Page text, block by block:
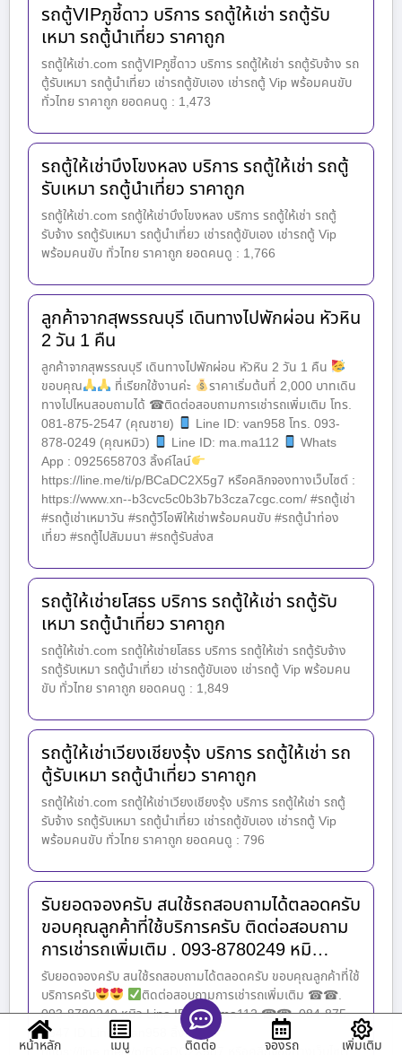
รถตู้VIPภูชี้ดาว บริการ รถตู้ให้เช่า รถตู้รับ
เหมา รถตู้นำเที่ยว ราคาถูก
รถตู้ให้เช่า.com รถตู้VIPภูชี้ดาว บริการ รถตู้ให้เช่า รถตู้รับจ้าง รถ
ตู้รับเหมา รถตู้นำเที่ยว เช่ารถตู้ขับเอง เช่ารถตู้ Vip พร้อมคนขับ
ทั่วไทย ราคาถูก ยอดคนดู : 1,473
รถตู้ให้เช่าบึงโขงหลง บริการ รถตู้ให้เช่า รถตู้
รับเหมา รถตู้นำเที่ยว ราคาถูก
รถตู้ให้เช่า.com รถตู้ให้เช่าบึงโขงหลง บริการ รถตู้ให้เช่า รถตู้
รับจ้าง รถตู้รับเหมา รถตู้นำเที่ยว เช่ารถตู้ขับเอง เช่ารถตู้ Vip
พร้อมคนขับ ทั่วไทย ราคาถูก ยอดคนดู : 1,766
ลูกค้าจากสุพรรณบุรี เดินทางไปพักผ่อน หัวหิน
2 วัน 1 คืน
ลูกค้าจากสุพรรณบุรี เดินทางไปพักผ่อน หัวหิน 2 วัน 1 คืน
ขอบคุณ
ที่เรียกใช้งานค่ะ
ราคาเริ่มต้นที่ 2,000 บาทเดิน
ทางไปไหนสอบถามได้ ☎ติดต่อสอบถามการเช่ารถเพิ่มเติม โทร.
081-875-2547 (คุณชาย)
Line ID: van958 โทร. 093-
878-0249 (คุณหมิว)
Line ID: ma.ma112
Whats
App : 0925658703 ลิ้งค์ไลน์
https://line.me/ti/p/BCaDC2X5g7 หรือคลิกจองทางเว็บไซต์ :
https://www.xn--b3cvc5c0b3b7b3cza7cgc.com/ #รถตู้เช่า
#รถตู้เช่าเหมาวัน #รถตู้วีไอพีให้เช่าพร้อมคนขับ #รถตู้นำท่อง
เที่ยว #รถตู้ไปสัมมนา #รถตู้รับส่งส
รถตู้ให้เช่ายโสธร บริการ รถตู้ให้เช่า รถตู้รับ
เหมา รถตู้นำเที่ยว ราคาถูก
รถตู้ให้เช่า.com รถตู้ให้เช่ายโสธร บริการ รถตู้ให้เช่า รถตู้รับจ้าง
รถตู้รับเหมา รถตู้นำเที่ยว เช่ารถตู้ขับเอง เช่ารถตู้ Vip พร้อมคน
ขับ ทั่วไทย ราคาถูก ยอดคนดู : 1,849
รถตู้ให้เช่าเวียงเชียงรุ้ง บริการ รถตู้ให้เช่า รถ
ตู้รับเหมา รถตู้นำเที่ยว ราคาถูก
รถตู้ให้เช่า.com รถตู้ให้เช่าเวียงเชียงรุ้ง บริการ รถตู้ให้เช่า รถตู้
รับจ้าง รถตู้รับเหมา รถตู้นำเที่ยว เช่ารถตู้ขับเอง เช่ารถตู้ Vip
พร้อมคนขับ ทั่วไทย ราคาถูก ยอดคนดู : 796
รับยอดจองครับ สนใช้รถสอบถามได้ตลอดครับ
ขอบคุณลูกค้าที่ใช้บริการครับ ติดต่อสอบถาม
การเช่ารถเพิ่มเติม . 093-8780249 หมิ…
รับยอดจองครับ สนใช้รถสอบถามได้ตลอดครับ ขอบคุณลูกค้าที่ใช้
บริการครับ
ติดต่อสอบถามการเช่ารถเพิ่มเติม ☎☎.
093-8780249 หมิว Line ID : ma.ma112 ☎☎. 084-875-
2547 ID Line : van958 ลิ้งค์ไลน์
หน้าหลัก เมนู ติดต่อ จองรถ เพิ่มเติม